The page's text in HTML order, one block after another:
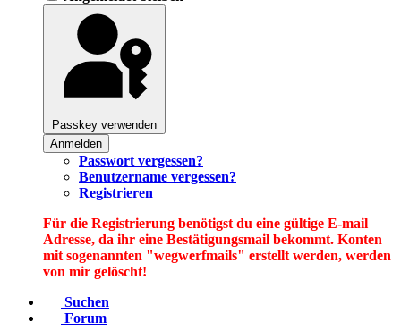
Passkey verwenden
Anmelden
Passwort vergessen?
Benutzername vergessen?
Registrieren
Für die Registrierung benötigst du eine gültige E-mail
Adresse, da ihr eine Bestätigungsmail bekommt. Konten
mit sogenannten "wegwerfmails" erstellt werden, werden
von mir gelöscht!
Suchen
Forum